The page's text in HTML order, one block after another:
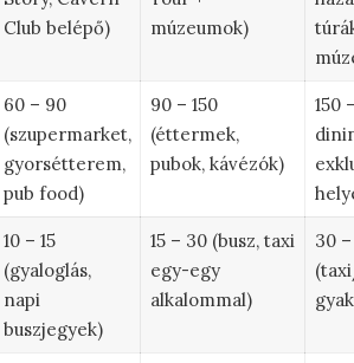
Club belépő)
múzeumok)
60 – 90
(szupermarket,
gyorsétterem,
pub food)
90 – 150
(éttermek,
pubok, kávézók)
150
10 – 15
(gyaloglás,
napi
buszjegyek)
15 – 30 (busz, taxi
egy-egy
alkalommal)
30